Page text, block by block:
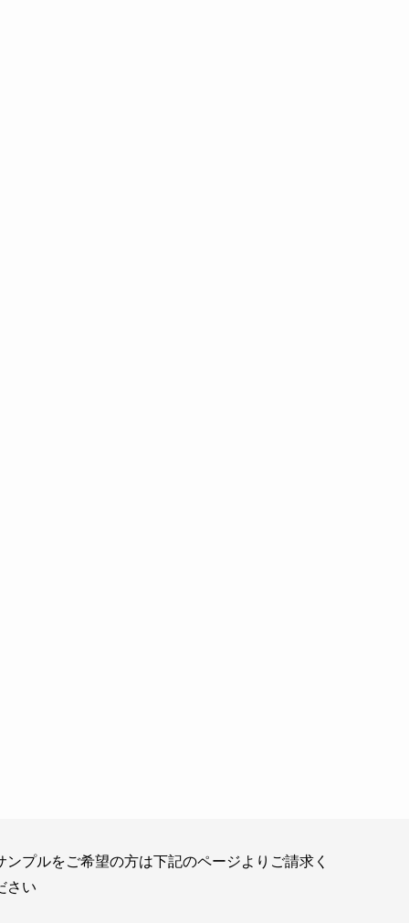
ンプルをご希望の方は下記のページよりご請求く
さい